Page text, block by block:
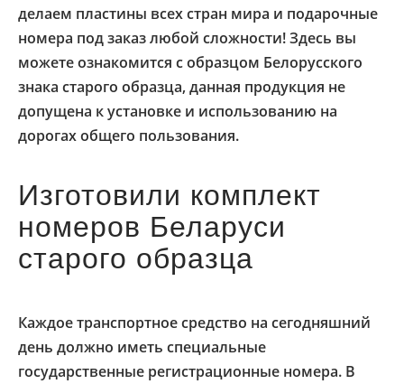
делаем пластины всех стран мира и подарочные
номера под заказ любой сложности! Здесь вы
можете ознакомится с образцом Белорусского
знака старого образца, данная продукция не
допущена к установке и использованию на
дорогах общего пользования.
Изготовили комплект
номеров Беларуси
старого образца
Каждое транспортное средство на сегодняшний
день должно иметь специальные
государственные регистрационные номера. В